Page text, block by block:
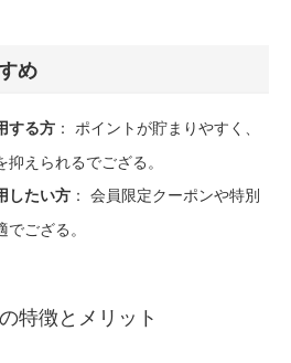
め
する方 ： ポイントが貯まりやすく、
えられるでござる。
したい方 ： 会員限定クーポンや特別
ござる。
特徴とメリット